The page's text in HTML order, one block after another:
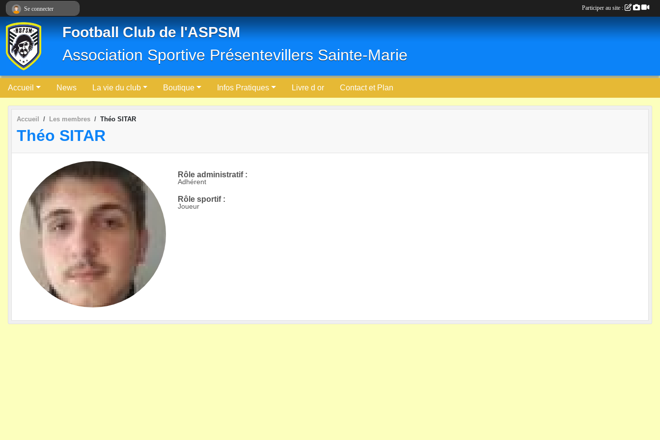
Football Club de l'ASPSM
Association Sportive Présentevillers Sainte-Marie
Accueil News La vie du club Boutique Infos Pratiques Livre d or Contact et Plan
Accueil Les membres Théo SITAR
Théo SITAR
Rôle administratif :
Adhérent
Rôle sportif :
Joueur
Se connecter Participer au site :
Panneau de gestion des cookies